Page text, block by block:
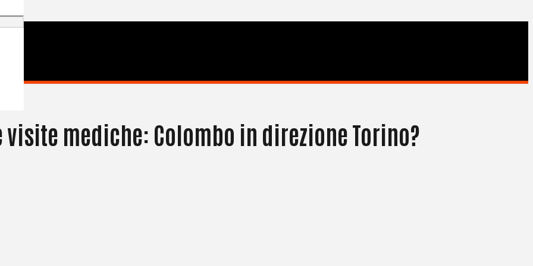
mediche: Colombo in direzione Torino?